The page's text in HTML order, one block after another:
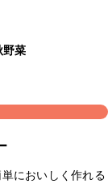
野菜
においしく作れる